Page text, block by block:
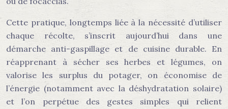
Cette pratique, longtemps liée à la nécessité d’utiliser
chaque récolte, s’inscrit aujourd’hui dans une
démarche anti-gaspillage et de cuisine durable. En
réapprenant à sécher ses herbes et légumes, on
valorise les surplus du potager, on économise de
l’énergie (notamment avec la déshydratation solaire)
et l’on perpétue des gestes simples qui relient